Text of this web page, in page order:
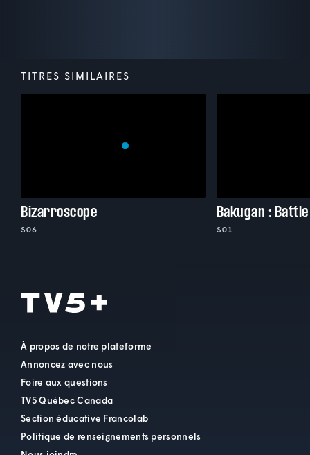
TITRES SIMILAIRES
Bizarroscope
S06
Bakugan :
S01
À propos de notre plateforme
Annoncez avec nous
Foire aux questions
TV5 Québec Canada
Section éducative Francolab
Politique de renseignements personnels